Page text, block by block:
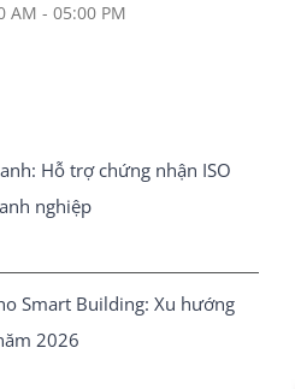
AM - 05:00 PM
Hỗ trợ chứng nhận ISO
nghiệp
Smart Building: Xu hướng
2026